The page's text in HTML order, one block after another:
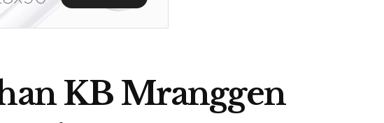
KB Mranggen